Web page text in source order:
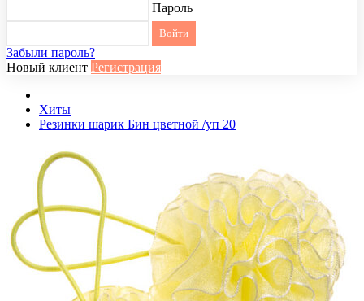
Пароль
Забыли пароль?
Новый клиент Регистрация
Хиты
Резинки шарик Бин цветной /уп 20